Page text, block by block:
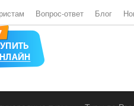
Вопрос-ответ Блог